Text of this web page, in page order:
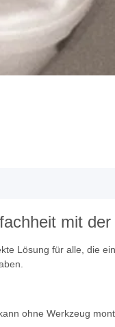
mit
Lösung für alle, die
ohne Werkzeug